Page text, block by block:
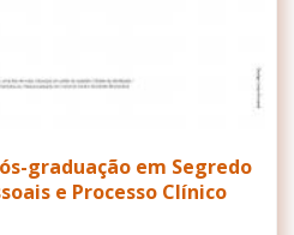
graduação em Segredo
e Processo Clínico